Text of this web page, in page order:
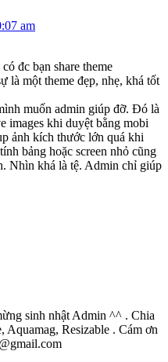
am
đc bạn share theme
là một theme đẹp, nhẹ, khá tốt
muốn admin giúp đỡ. Đó là
images khi duyệt bằng mobi
ảnh kích thước lớn quá khi
bảng hoặc screen nhỏ cũng
Nhìn khá là tệ. Admin chỉ giúp
sinh nhật Admin ^^ . Chia
Aquamag, Resizable . Cám ơn